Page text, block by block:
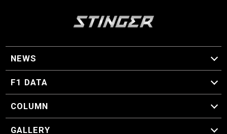
NEWS
F1 ニュース
F1 DATA
F1 日程
F1 データ
COLUMN
マイ・ワンダフル・サーキット
スクーデリア・一方通行
F1に燃え、ゴルフに泣く日々。
スティングくんの部屋
GALLERY